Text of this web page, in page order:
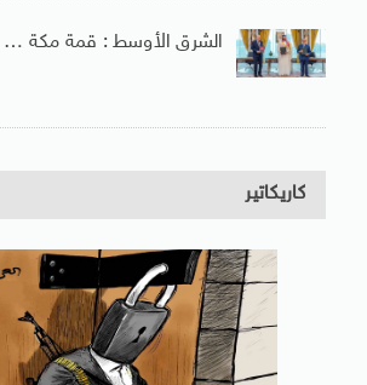
الشرق الأوسط : قمة مكة …
كاريكاتير